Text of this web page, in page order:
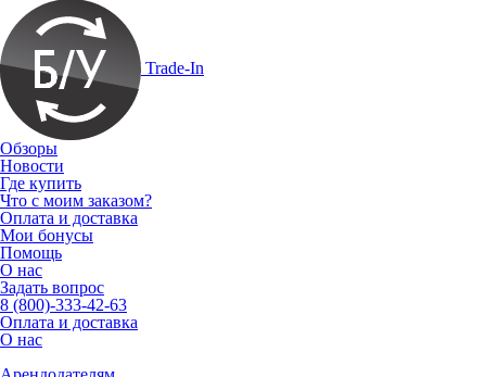
Trade-In
Обзоры
Новости
Где купить
Что с моим заказом?
Оплата и доставка
Мои бонусы
Помощь
О нас
Задать вопрос
8 (800)-333-42-63
Оплата и доставка
О нас